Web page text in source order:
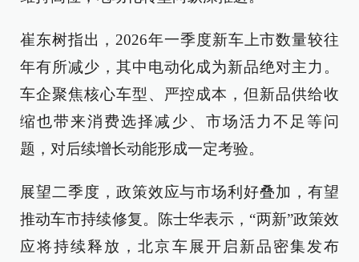
崔东树指出，2026年一季度新车上市数量较往
年有所减少，其中电动化成为新品绝对主力。
车企聚焦核心车型、严控成本，但新品供给收
缩也带来消费选择减少、市场活力不足等问
题，对后续增长动能形成一定考验。
展望二季度，政策效应与市场利好叠加，有望
推动车市持续修复。陈士华表示，“两新”政策效
应将持续释放，北京车展开启新品密集发布